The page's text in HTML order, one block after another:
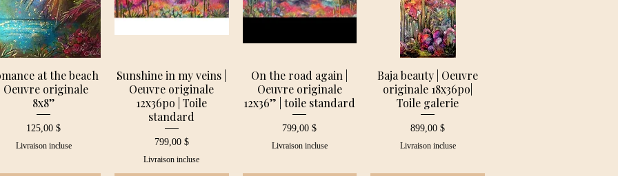
at the beach
Oeuvre originale
8x8’’
Prix
125,00 $
Livraison incluse
Sunshine in my veins |
Oeuvre originale
12x36po | Toile
standard
Prix
799,00 $
Livraison incluse
On the road again |
Oeuvre originale
12x36” | toile standard
Prix
799,00 $
Livraison incluse
Baja beauty | Oeuvre
originale 18x36po|
Toile galerie
Prix
899,00 $
Livraison incluse